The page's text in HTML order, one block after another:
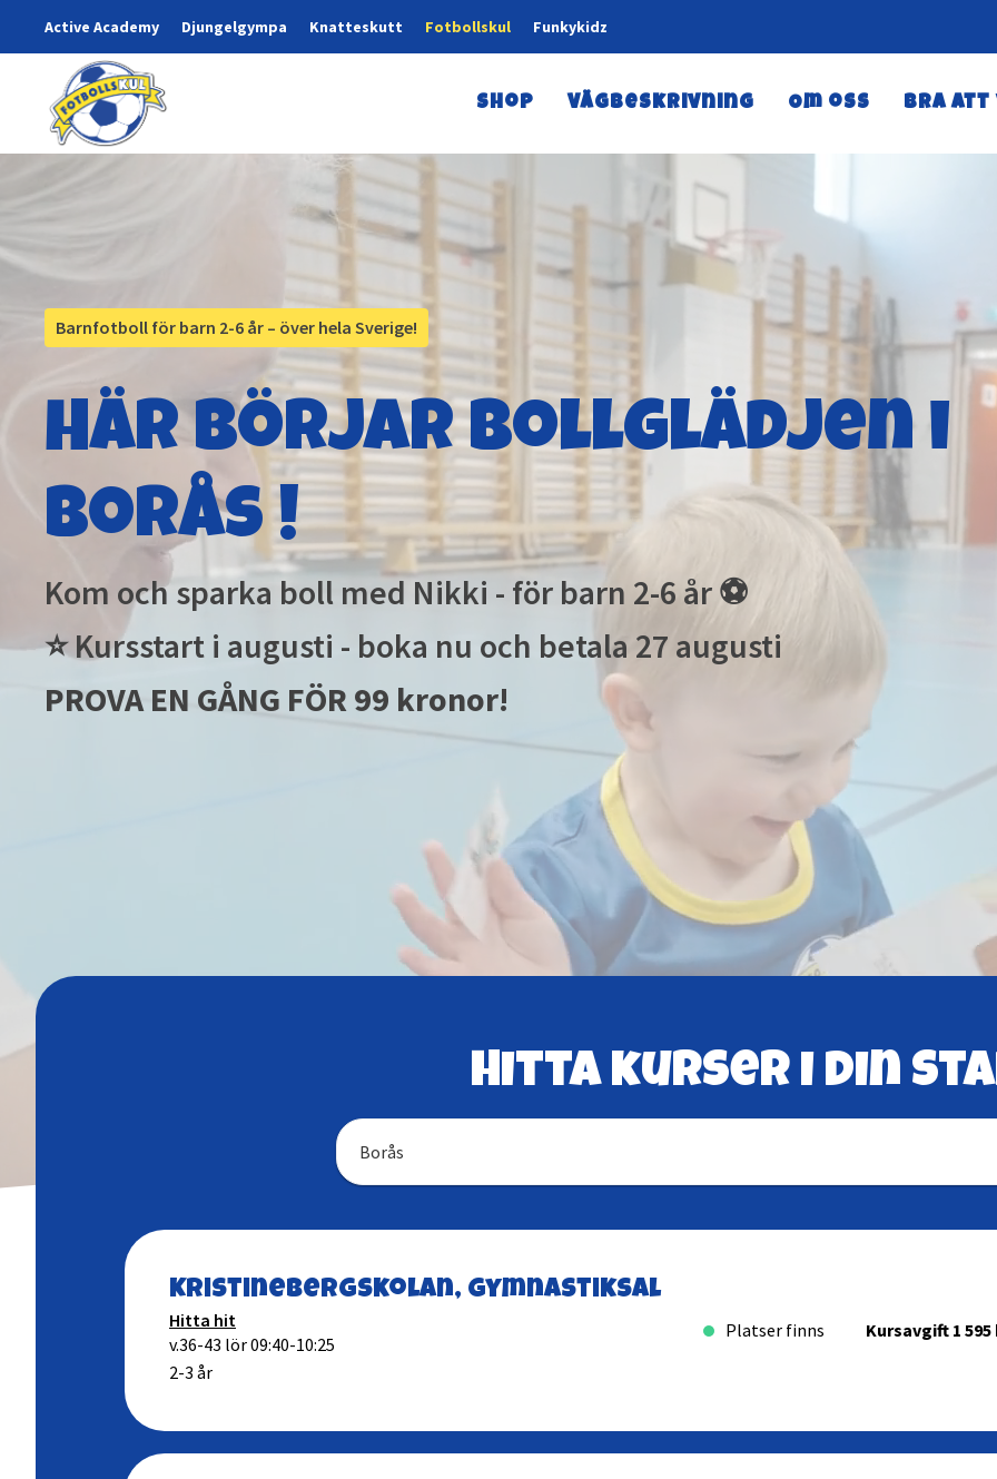
Active Academy Djungelgympa Knatteskutt Fotbollskul Funkykidz
Shop Vägbeskrivning Om oss Bra att
Barnfotboll för barn 2-6 år – över hela Sverige!
Här börjar bollglädjen i
Borås !
Kom och sparka boll med Nikki - för barn 2-6 år ⚽
⭐ Kursstart i augusti - boka nu och betala 27 augusti
PROVA EN GÅNG FÖR 99 kronor!
Hitta kurser i din
Kristinebergskolan, gymnastiksal
Hitta hit
v.36-43 lör 09:40-10:25
2-3 år
Platser finns Kursavgift 1 595